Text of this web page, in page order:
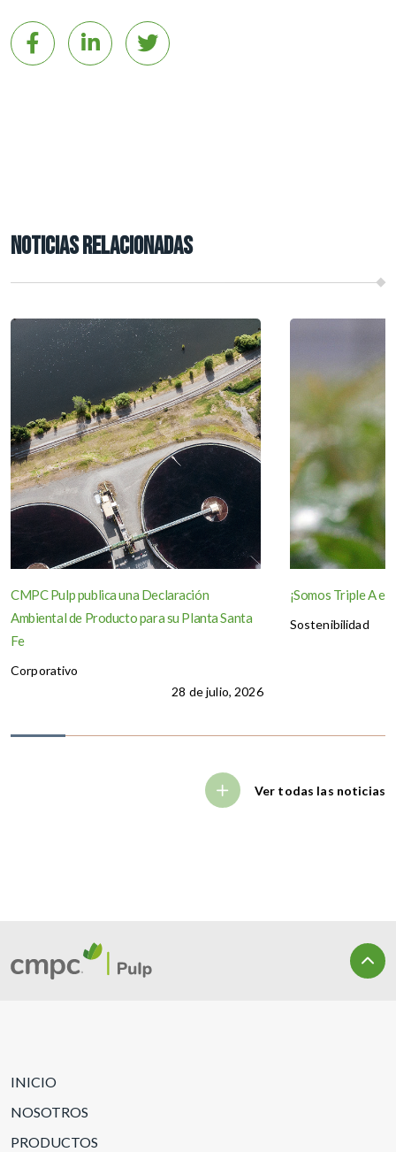
NOTICIAS RELACIONADAS
CMPC Pulp publica una Declaración
Ambiental de Producto para su Planta Santa
Fe
Corporativo
28 de julio, 2026
¡Somos Triple A
Sostenibilidad
Ver todas las noticias
INICIO
NOSOTROS
PRODUCTOS